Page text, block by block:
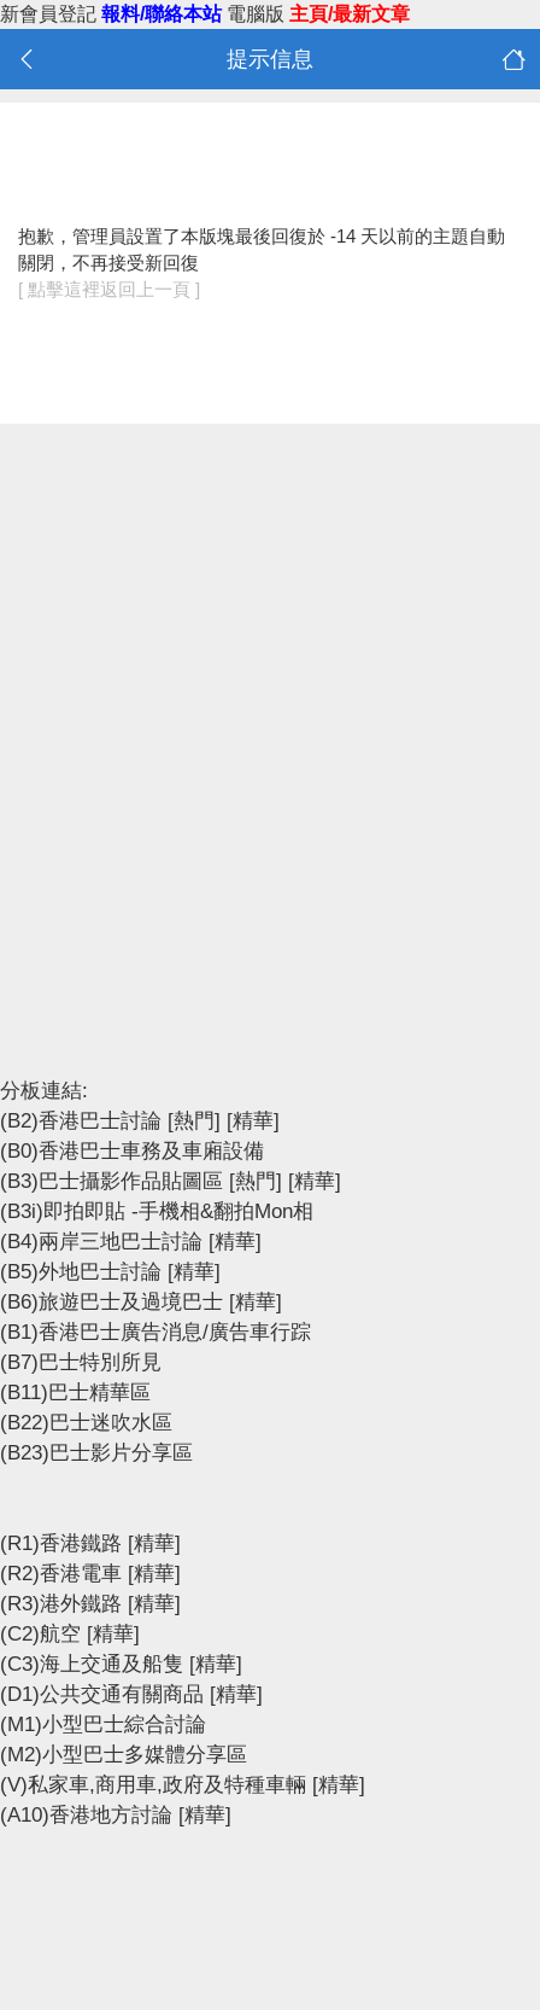
新會員登記 報料/聯絡本站 電腦版 主頁/最新文章
提示信息
抱歉，管理員設置了本版塊最後回復於 -14 天以前的主題自動
關閉，不再接受新回復
[ 點擊這裡返回上一頁 ]
分板連結:
(B2)香港巴士討論 [熱門] [精華]
(B0)香港巴士車務及車廂設備
(B3)巴士攝影作品貼圖區 [熱門] [精華]
(B3i)即拍即貼 -手機相&翻拍Mon相
(B4)兩岸三地巴士討論 [精華]
(B5)外地巴士討論 [精華]
(B6)旅遊巴士及過境巴士 [精華]
(B1)香港巴士廣告消息/廣告車行踪
(B7)巴士特別所見
(B11)巴士精華區
(B22)巴士迷吹水區
(B23)巴士影片分享區
(R1)香港鐵路 [精華]
(R2)香港電車 [精華]
(R3)港外鐵路 [精華]
(C2)航空 [精華]
(C3)海上交通及船隻 [精華]
(D1)公共交通有關商品 [精華]
(M1)小型巴士綜合討論
(M2)小型巴士多媒體分享區
(V)私家車,商用車,政府及特種車輛 [精華]
(A10)香港地方討論 [精華]